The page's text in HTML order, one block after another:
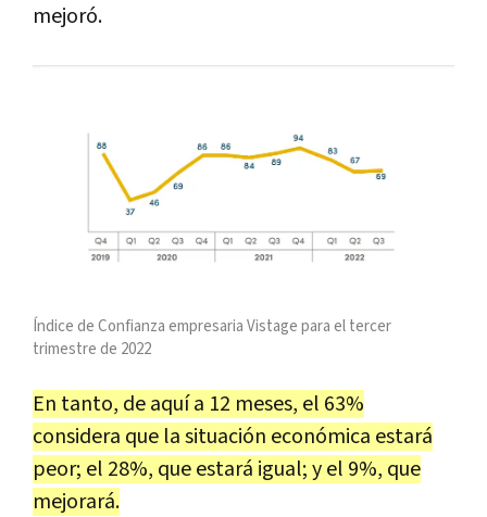
mejoró.
Índice de Confianza empresaria Vistage para el tercer
trimestre de 2022
En tanto, de aquí a 12 meses, el 63%
considera que la situación económica estará
peor; el 28%, que estará igual; y el 9%, que
mejorará.